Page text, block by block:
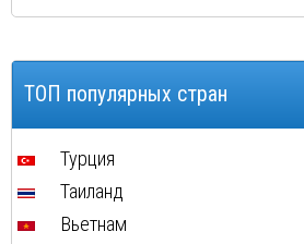
Туры в Португалию в августе
Туры в Кипр в августе
Туры в ОАЭ в августе
Туры в Мальту в августе
ТОП популярных стран
Турция
Таиланд
Вьетнам